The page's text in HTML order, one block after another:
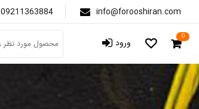
09211363884 info@forooshiran.com
ورود 0